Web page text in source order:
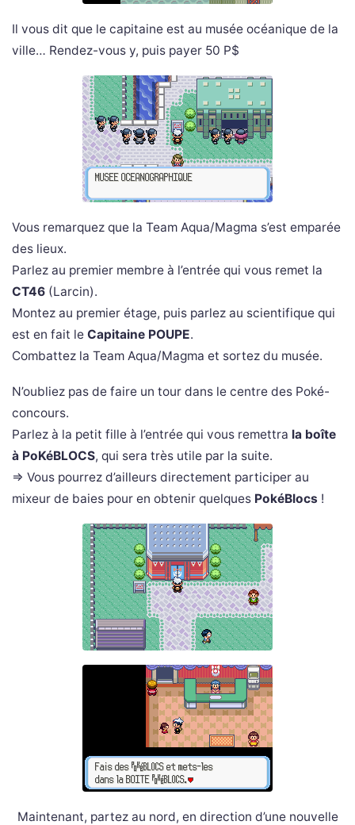
Il vous dit que le capitaine est au musée océanique de la
ville… Rendez-vous y, puis payer 50 P$
Vous remarquez que la Team Aqua/Magma s’est emparée
des lieux.
Parlez au premier membre à l’entrée qui vous remet la
CT46 (Larcin).
Montez au premier étage, puis parlez au scientifique qui
est en fait le Capitaine POUPE.
Combattez la Team Aqua/Magma et sortez du musée.
N’oubliez pas de faire un tour dans le centre des Poké-
concours.
Parlez à la petit fille à l’entrée qui vous remettra la boîte
à PoKéBLOCS, qui sera très utile par la suite.
=> Vous pourrez d’ailleurs directement participer au
mixeur de baies pour en obtenir quelques PokéBlocs !
Maintenant, partez au nord, en direction d’une nouvelle